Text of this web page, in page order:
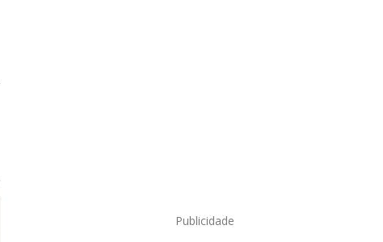
Publicidade